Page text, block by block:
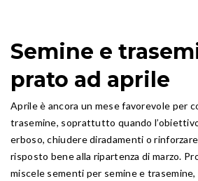
Semine e
prato ad aprile
Aprile è ancora un mese favorevole per
trasemine, soprattutto quando
erboso, chiudere diradamenti o
risposto bene alla ripartenza di marzo.
miscele sementi per semine e